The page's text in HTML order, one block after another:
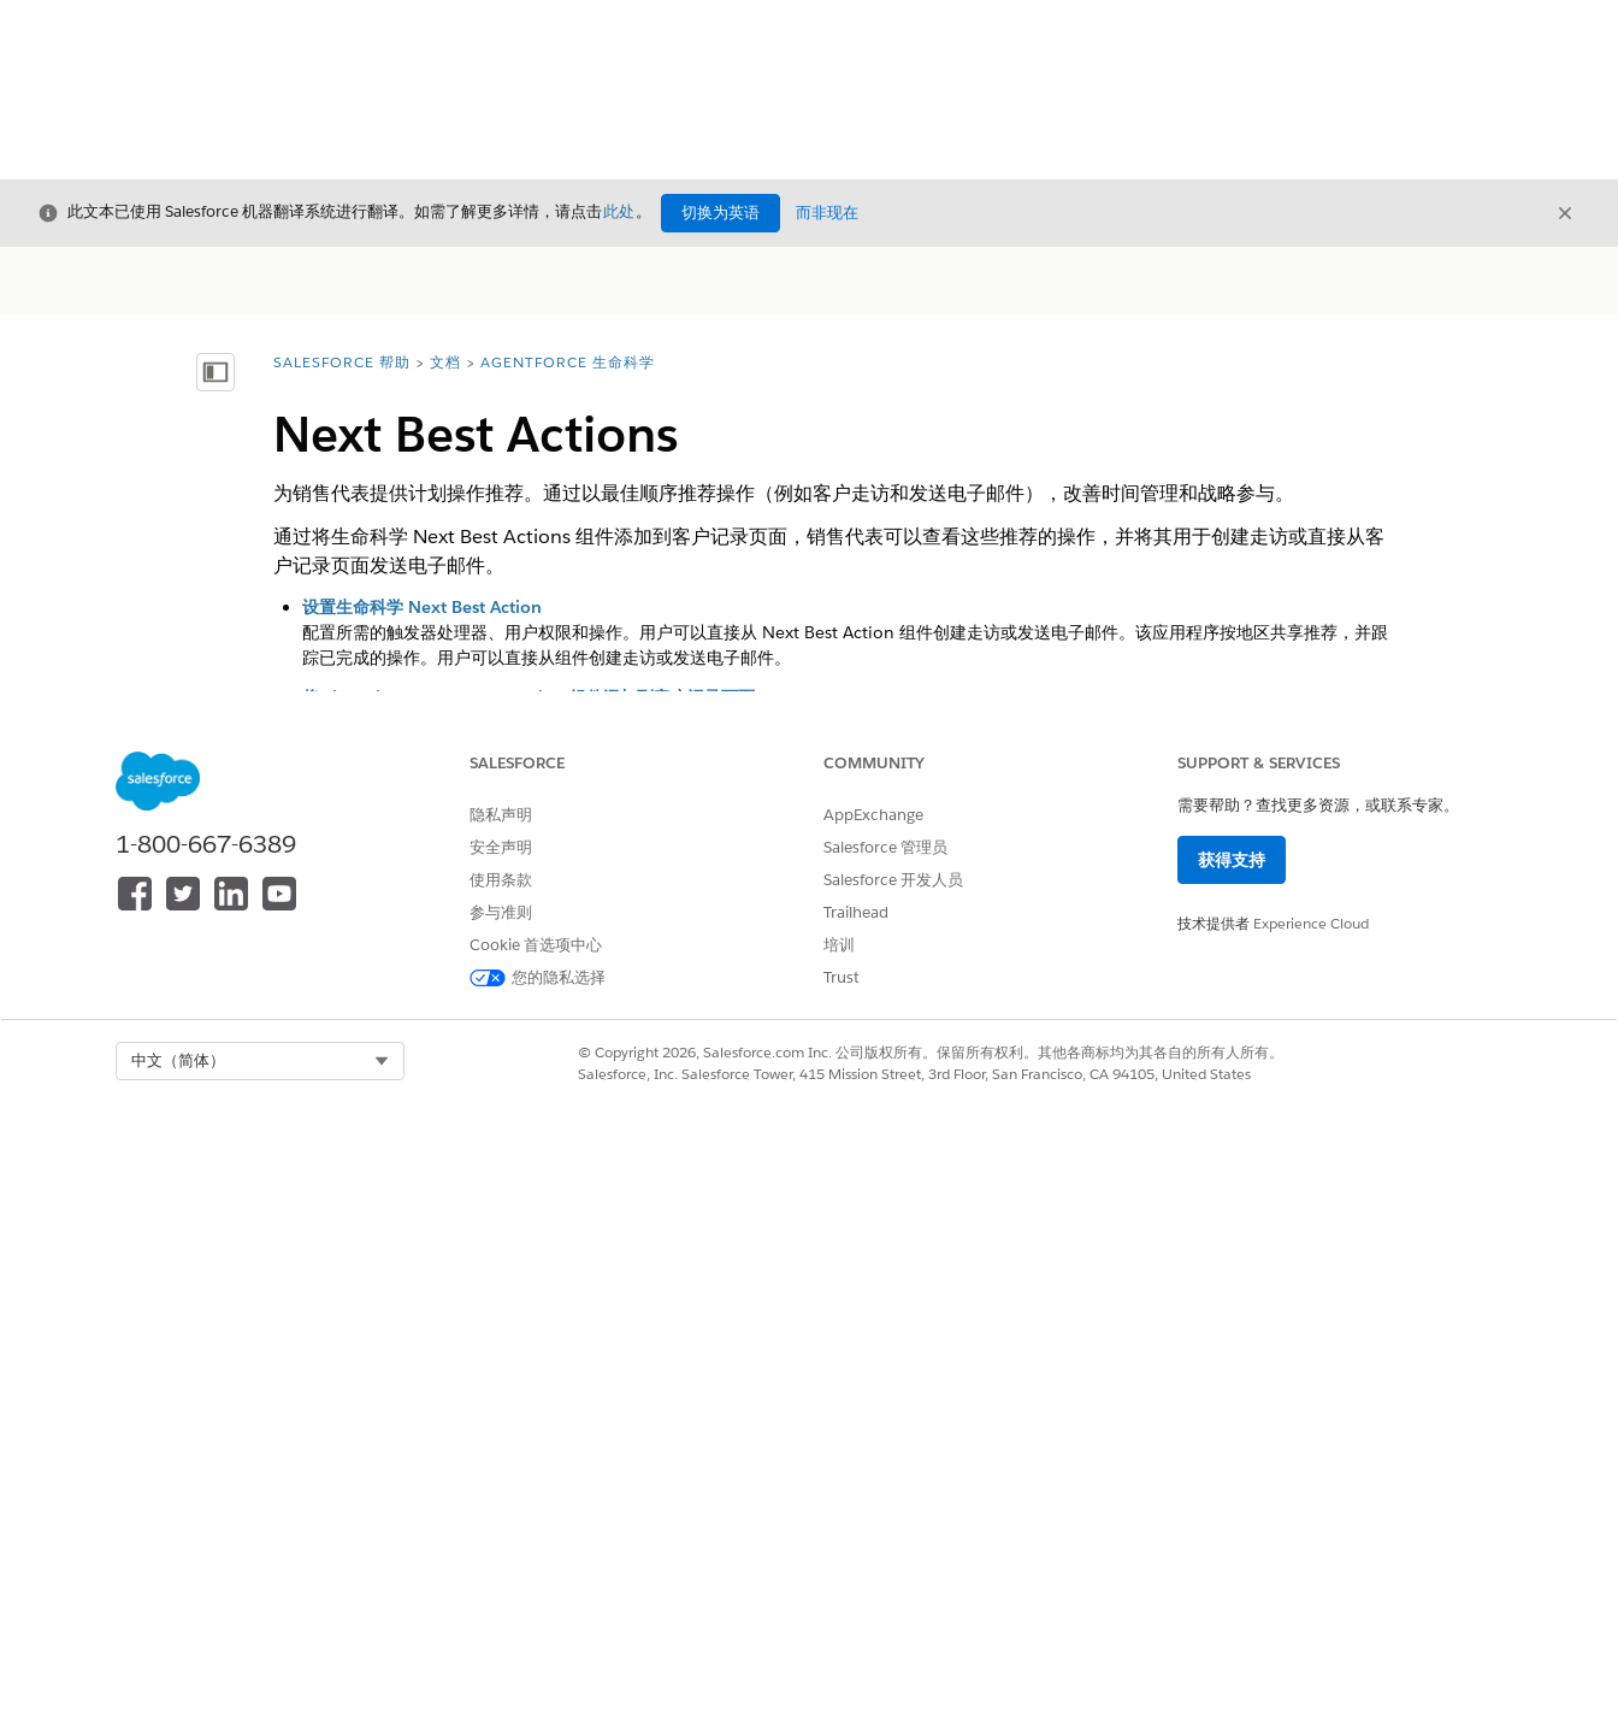
关闭
此文本已使用 Salesforce 机器翻译系统进行翻译。如需了解更多详情，请点击此处。 切换为英语 而非现在 关闭
显示目录 您在此处：
SALESFORCE 帮助 文档 AGENTFORCE 生命科学
Next Best Actions
为销售代表提供计划操作推荐。通过以最佳顺序推荐操作（例如客户走访和发送电子邮件），改善时间管理和战略参与。
通过将生命科学 Next Best Actions 组件添加到客户记录页面，销售代表可以查看这些推荐的操作，并将其用于创建走访或直接从客
户记录页面发送电子邮件。
设置生命科学 Next Best Action
配置所需的触发器处理器、用户权限和操作。用户可以直接从 Next Best Action 组件创建走访或发送电子邮件。该应用程序按地区共享推荐，并跟
踪已完成的操作。用户可以直接从组件创建走访或发送电子邮件。
将 Life Sciences Next Best Action 组件添加到客户记录页面
配置跳过原因，以便用户可以拒绝推荐并提供反馈，解释他们跳过的原因。用户可以跳过当前、可操作或过期的推荐。即将到来和已完成的推荐不会
显示跳过选项。使用跳过原因跟踪采用情况，并改进未来推荐。
适用于生命科学的移动应用程序配置 Next Best Action
配置所需的移动元数据缓存设置，以支持 Life Sciences Cloud 移动应用程序中的 Life Sciences Next Best Action 体验。
1-800-667-6389
SALESFORCE
隐私声明
安全声明
使用条款
参与准则
Cookie 首选项中心
您的隐私选择
COMMUNITY
AppExchange
Salesforce 管理员
Salesforce 开发人员
Trailhead
培训
Trust
SUPPORT & SERVICES
需要帮助？查找更多资源，或联系专家。
获得支持
技术提供者 Experience Cloud
中文（简体）
© Copyright 2026, Salesforce.com Inc. 公司版权所有。保留所有权利。其他各商标均为其各自的所有人所有。
Salesforce, Inc. Salesforce Tower, 415 Mission Street, 3rd Floor, San Francisco, CA 94105, United States